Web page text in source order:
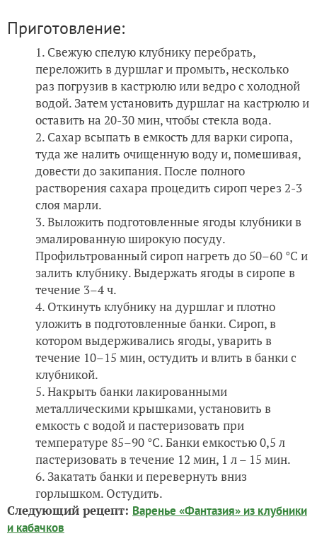
Приготовление:
Свежую спелую клубнику перебрать,
переложить в дуршлаг и промыть, несколько
раз погрузив в кастрюлю или ведро с холодной
водой. Затем установить дуршлаг на кастрюлю и
оставить на 20-30 мин, чтобы стекла вода.
Сахар всыпать в емкость для варки сиропа,
туда же налить очищенную воду и, помешивая,
довести до закипания. После полного
растворения сахара процедить сироп через 2-3
слоя марли.
Выложить подготовленные ягоды клубники в
эмалированную широкую посуду.
Профильтрованный сироп нагреть до 50–60 °С и
залить клубнику. Выдержать ягоды в сиропе в
течение 3–4 ч.
Откинуть клубнику на дуршлаг и плотно
уложить в подготовленные банки. Сироп, в
котором выдерживались ягоды, уварить в
течение 10–15 мин, остудить и влить в банки с
клубникой.
Накрыть банки лакированными
металлическими крышками, установить в
емкость с водой и пастеризовать при
температуре 85–90 °С. Банки емкостью 0,5 л
пастеризовать в течение 12 мин, 1 л – 15 мин.
Закатать банки и перевернуть вниз
горлышком. Остудить.
Следующий рецепт: Варенье «Фантазия» из клубники
и кабачков